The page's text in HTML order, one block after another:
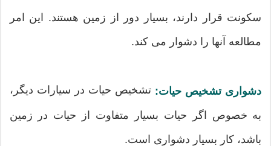
سکونت قرار دارند، بسیار دور از زمین هستند. این امر
مطالعه آنها را دشوار می کند.
دشواری تشخیص حیات: تشخیص حیات در سیارات دیگر،
به خصوص اگر حیات بسیار متفاوت از حیات در زمین
باشد، کار بسیار دشواری است.